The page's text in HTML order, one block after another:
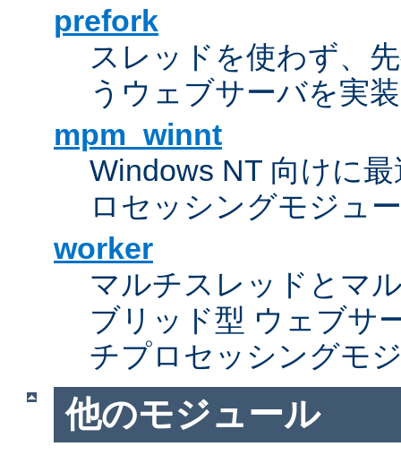
prefork
スレッドを使わず、
うウェブサーバを実装
mpm_winnt
Windows NT 向けに
ロセッシングモジュ
worker
マルチスレッドとマ
ブリッド型 ウェブサ
チプロセッシングモ
他のモジュール